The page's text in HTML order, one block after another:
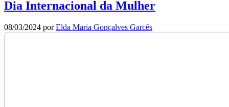
Dia Internacional da Mulher
08/03/2024 porElda Maria Gonçalves Garcês